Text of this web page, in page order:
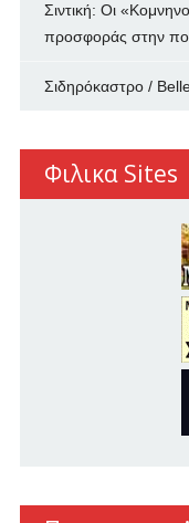
Σιντική: Οι
προσφοράς στην
Σιδηρόκαστρο /
Φιλικα Sites